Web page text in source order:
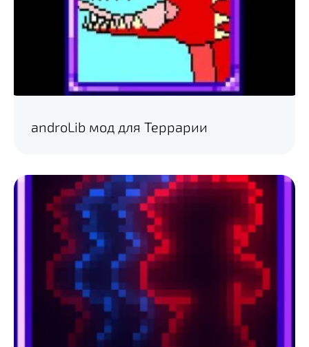
androLib мод для Террарии